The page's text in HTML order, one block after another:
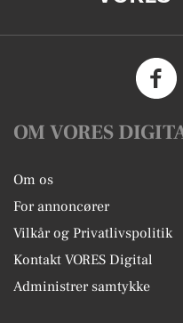
OM VORES
Om os
For annoncører
Vilkår og Privatlivspolitik
Kontakt VORES Digital
Administrer samtykke